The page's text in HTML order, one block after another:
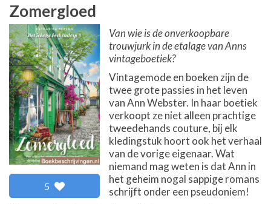
Zomergloed
5
Van wie is de onverkoopbare
trouwjurk in de etalage van Anns
vintageboetiek?
Vintagemode en boeken zijn de
twee grote passies in het leven
van Ann Webster. In haar boetiek
verkoopt ze niet alleen prachtige
tweedehands couture, bij elk
kledingstuk hoort ook het verhaal
van de vorige eigenaar. Wat
niemand mag weten is dat Ann in
het geheim nogal sappige romans
schrijft onder een pseudoniem!